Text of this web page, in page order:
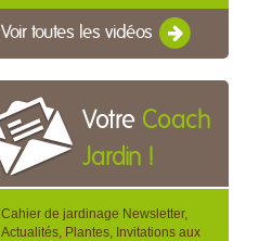
Voir toutes les vidéos
Votre Coach
Jardin !
Cahier de jardinage Newsletter,
Actualités, Plantes, Invitations aux